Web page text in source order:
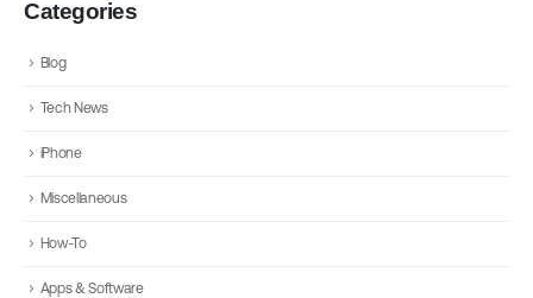
Categories
Blog
Tech News
iPhone
Miscellaneous
How-To
Apps & Software